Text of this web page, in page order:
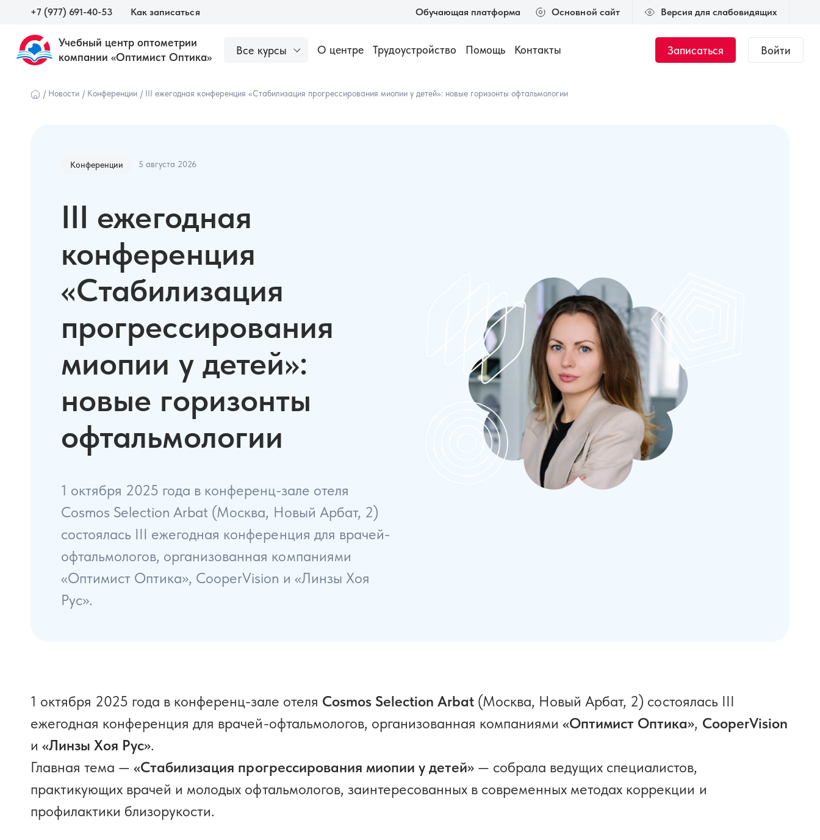
+7 (977) 691-40-53 Как записаться Обучающая платформа Основной сайт Версия для слабовидящих
Учебный центр оптометрии
компании «Оптимист Оптика»
Все курсы
Наши курсы
Оптометристам и врачам Оптикам-консультантам
Популярное
Детская оптометрия
55 000 ₽
50 часов
Ортокератология: от
основ до
экспертного уровня
72 часа 160 000 ₽
линз (ОКЛ)
16 часов
О центре
Трудоустройство Помощь Контакты Записаться Войти
/ Новости / Конференции / III ежегодная конференция «Стабилизация прогрессирования миопии у детей»: новые горизонты офтальмологии
Конференции 5 августа 2026
III ежегодная
конференция
«Стабилизация
прогрессирования
миопии у детей»:
новые горизонты
офтальмологии
1 октября 2025 года в конференц-зале отеля
Cosmos Selection Arbat (Москва, Новый Арбат, 2)
состоялась III ежегодная конференция для врачей-
офтальмологов, организованная компаниями
«Оптимист Оптика», CooperVision и «Линзы Хоя
Рус».
1 октября 2025 года в конференц-зале отеля Cosmos Selection Arbat (Москва, Новый Арбат, 2) состоялась III
ежегодная конференция для врачей-офтальмологов, организованная компаниями«Оптимист Оптика», CooperVision
и«Линзы Хоя Рус».
Главная тема —«Стабилизация прогрессирования миопии у детей» — собрала ведущих специалистов,
практикующих врачей и молодых офтальмологов, заинтересованных в современных методах коррекции и
профилактики близорукости.